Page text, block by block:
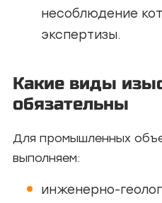
несоблюдение
экспертизы.
Какие виды
обязательны
Для промышленных
выполняем:
инженерно-